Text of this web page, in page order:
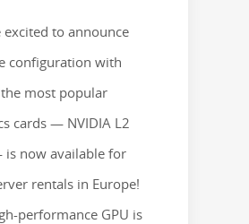
excited to announce
configuration with
most popular
cards — NVIDIA L2
is now available for
rentals in Europe!
performance GPU is